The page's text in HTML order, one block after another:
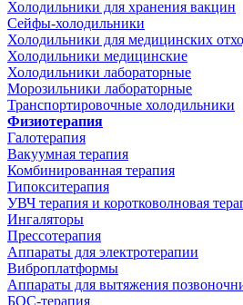
Холодильники для хранения вакцин
Сейфы-холодильники
Холодильники для медицинских
Холодильники медицинские
Холодильники лабораторные
Морозильники лабораторные
Транспортировочные холодильники
Физиотерапия
Галотерапия
Вакуумная терапия
Комбинированная терапия
Гипокситерапия
УВЧ терапия и коротковолновая
Ингаляторы
Прессотерапия
Аппараты для электротерапии
Виброплатформы
Аппараты для вытяжения
БОС-терапия